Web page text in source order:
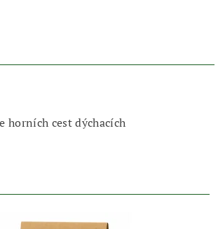
horních cest dýchacích